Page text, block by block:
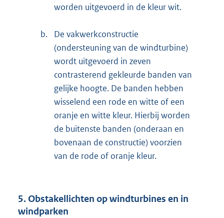
worden uitgevoerd in de kleur wit.
b.
De vakwerkconstructie
(ondersteuning van de windturbine)
wordt uitgevoerd in zeven
contrasterend gekleurde banden van
gelijke hoogte. De banden hebben
wisselend een rode en witte of een
oranje en witte kleur. Hierbij worden
de buitenste banden (onderaan en
bovenaan de constructie) voorzien
van de rode of oranje kleur.
5. Obstakellichten op windturbines en in
windparken